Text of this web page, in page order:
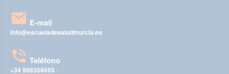
E-mail
info@escueladesaludmurcia.es
Teléfono
+34 968356655 -